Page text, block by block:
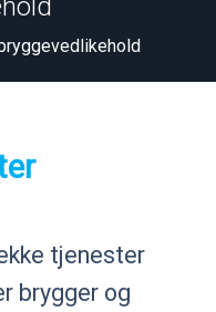
tjenester
brygger og